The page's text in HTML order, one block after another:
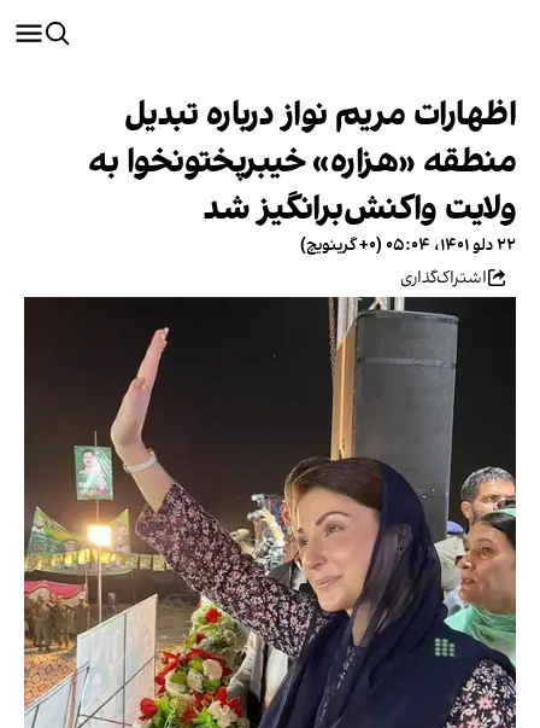
اظهارات مریم نواز درباره تبدیل
منطقه «هزاره» خیبرپختونخوا به
ولایت واکنش‌برانگیز شد
۲۲ دلو ۱۴۰۱، ۰۵:۰۴ (‎+۰ گرینویچ)
اشتراک‌گذاری